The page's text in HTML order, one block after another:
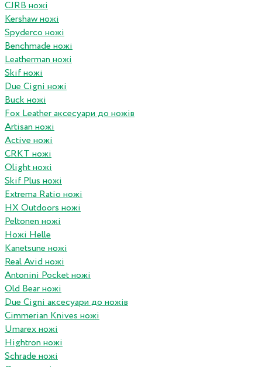
CJRB ножі
Kershaw ножі
Spyderco ножі
Benchmade ножі
Leatherman ножі
Skif ножі
Due Cigni ножі
Buck ножі
Fox Leather аксесуари до ножів
Artisan ножі
Active ножі
CRKT ножі
Olight ножі
Skif Plus ножі
Extrema Ratio ножі
HX Outdoors ножі
Peltonen ножі
Ножі Helle
Kanetsune ножі
Real Avid ножі
Antonini Pocket ножі
Old Bear ножі
Due Cigni аксесуари до ножів
Cimmerian Knives ножі
Umarex ножі
Hightron ножі
Schrade ножі